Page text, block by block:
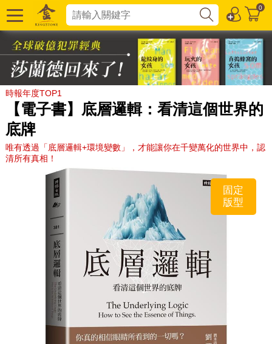
0
時報年度TOP1
【電子書】底層邏輯：看清這個世界的
底牌
唯有透過「底層邏輯+環境變數」，才能讓你在千變萬化的世界中，認
清所有真相！
固定
版型